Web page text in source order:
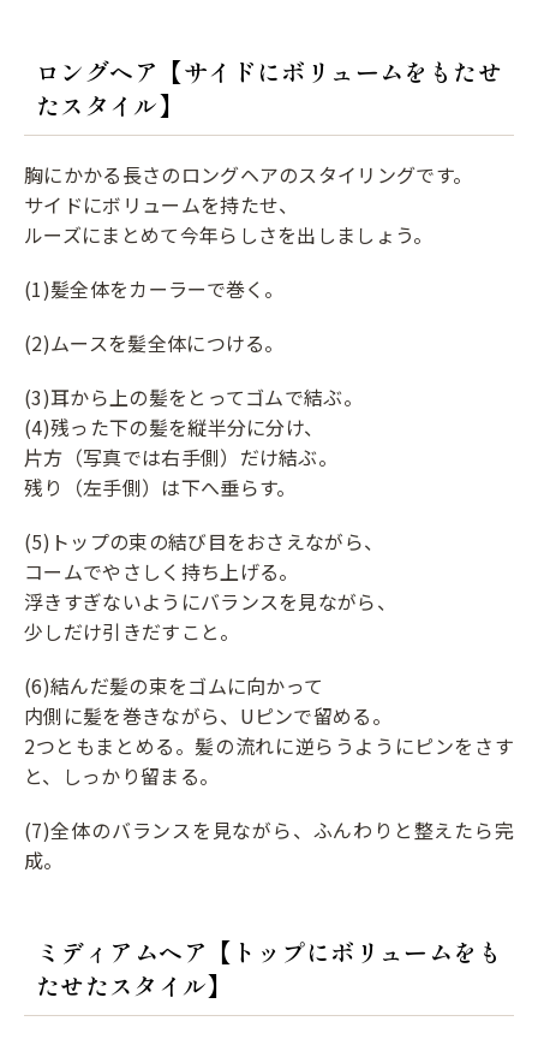
ロングヘア【サイドにボリュームをもたせ
たスタイル】
胸にかかる長さのロングヘアのスタイリングです。
サイドにボリュームを持たせ、
ルーズにまとめて今年らしさを出しましょう。
(1)髪全体をカーラーで巻く。
(2)ムースを髪全体につける。
(3)耳から上の髪をとってゴムで結ぶ。
(4)残った下の髪を縦半分に分け、
片方（写真では右手側）だけ結ぶ。
残り（左手側）は下へ垂らす。
(5)トップの束の結び目をおさえながら、
コームでやさしく持ち上げる。
浮きすぎないようにバランスを見ながら、
少しだけ引きだすこと。
(6)結んだ髪の束をゴムに向かって
内側に髪を巻きながら、Uピンで留める。
2つともまとめる。髪の流れに逆らうようにピンをさす
と、しっかり留まる。
(7)全体のバランスを見ながら、ふんわりと整えたら完
成。
ミディアムヘア【トップにボリュームをも
たせたスタイル】